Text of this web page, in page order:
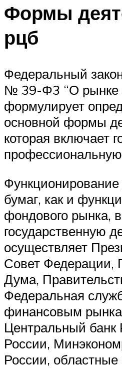
Формы
рцб
Федеральный
№ 39-Φ3 “О рынке
формулирует
основной формы
которая включает
бумаг, как и
фондового рынка,
государственную
осуществляет
Совет Федерации,
Дума,
Федеральная
финансовым
Центральный
России,
России, областные